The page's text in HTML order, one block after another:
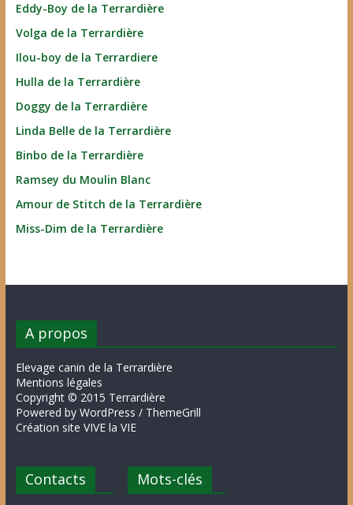
Eddy-Boy de la Terrardière
Volga de la Terrardière
Ilou-boy de la Terrardiere
Hulla de la Terrardière
Doggy de la Terrardière
Linda Belle de la Terrardière
Binbo de la Terrardière
Ramsey du Moulin Blanc
Amour de Stitch de la Terrardière
Miss-Dim de la Terrardière
A propos
Elevage canin de la Terrardière
Mentions légales
Copyright © 2015 Terrardière
Powered by WordPress / ThemeGrill
Création site VIVE la VIE
Contacts Mots-clés